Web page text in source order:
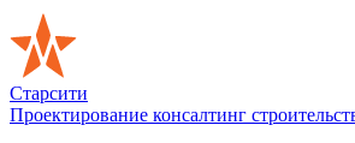
Старсити
Проектирование консалтинг